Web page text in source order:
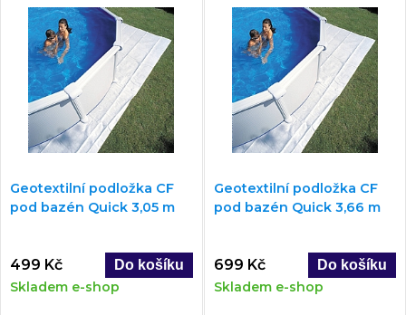
Geotextilní podložka CF
pod bazén Quick 3,05 m
499 Kč
Skladem e-shop
Geotextilní podložka CF
pod bazén Quick 3,66 m
699 Kč
Skladem e-shop